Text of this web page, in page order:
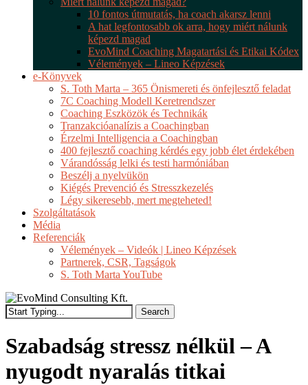
10 fontos útmutatás, ha coach akarsz lenni
A hat legfontosabb ok arra, hogy miért nálunk
képezd magad
EvoMind Coaching Magatartási és Etikai Kódex
Vélemények – Lineo Képzések
e-Könyvek
S. Toth Marta – 365 Önismereti és önfejlesztő feladat
7C Coaching Modell Keretrendszer
Coaching Eszközök és Technikák
Tranzakcióanalízis a Coachingban
Érzelmi Intelligencia a Coachingban
400 fejlesztő coaching kérdés egy jobb élet érdekében
Várandósság lelki és testi harmóniában
Beszélj a nyelvükön
Kiégés Prevenció és Stresszkezelés
Légy sikeresebb, mert megteheted!
Szolgáltatások
Média
Referenciák
Vélemények – Videók | Lineo Képzések
Partnerek, CSR, Tagságok
S. Toth Marta YouTube
Search
Search
Szabadság stressz nélkül – A
nyugodt nyaralás titkai